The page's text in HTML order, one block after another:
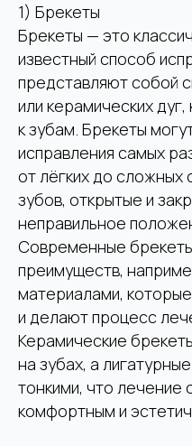
1) Брекеты
Брекеты — это
известный способ
представляют собой
или керамических
к зубам. Брекеты
исправления самых
от лёгких до сложных
зубов, открытые и
неправильное
Современные
преимуществ,
материалами,
и делают процесс
Керамические
на зубах, а
тонкими, что лечение
комфортным и